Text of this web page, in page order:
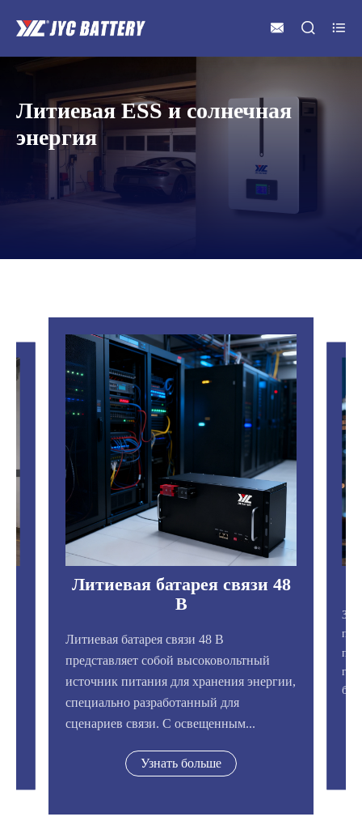
  
Литиевая ESS и солнечная
энергия
Литиевая батарея связи 48
В
Литиевая батарея связи 48 В
представляет собой высоковольтный
источник питания для хранения энергии,
специально разработанный для
сценариев связи. С освещенным...
Узнать больше